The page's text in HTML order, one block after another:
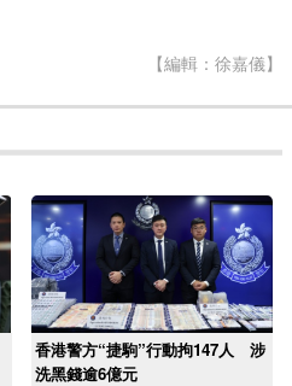
【編輯：徐嘉儀】
香港警方“捷駒”行動拘147人 涉
洗黑錢逾6億元